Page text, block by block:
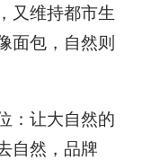
又维持都市生
面包，自然则
：让大自然的
自然，品牌